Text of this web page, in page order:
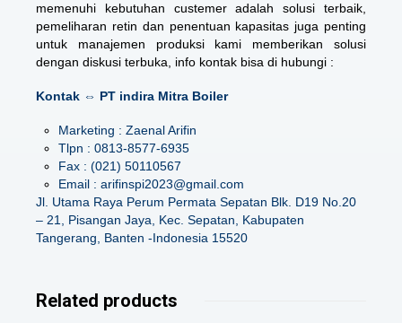
memenuhi kebutuhan custemer adalah solusi terbaik,
pemeliharan retin dan penentuan kapasitas juga penting
untuk manajemen produksi kami memberikan solusi
dengan diskusi terbuka, info kontak bisa di hubungi :
Kontak ⇔ PT indira Mitra Boiler
Marketing : Zaenal Arifin
Tlpn : 0813-8577-6935
Fax : (021) 50110567
Email : arifinspi2023@gmail.com
Jl. Utama Raya Perum Permata Sepatan Blk. D19 No.20
– 21, Pisangan Jaya, Kec. Sepatan, Kabupaten
Tangerang, Banten -Indonesia 15520
Related products